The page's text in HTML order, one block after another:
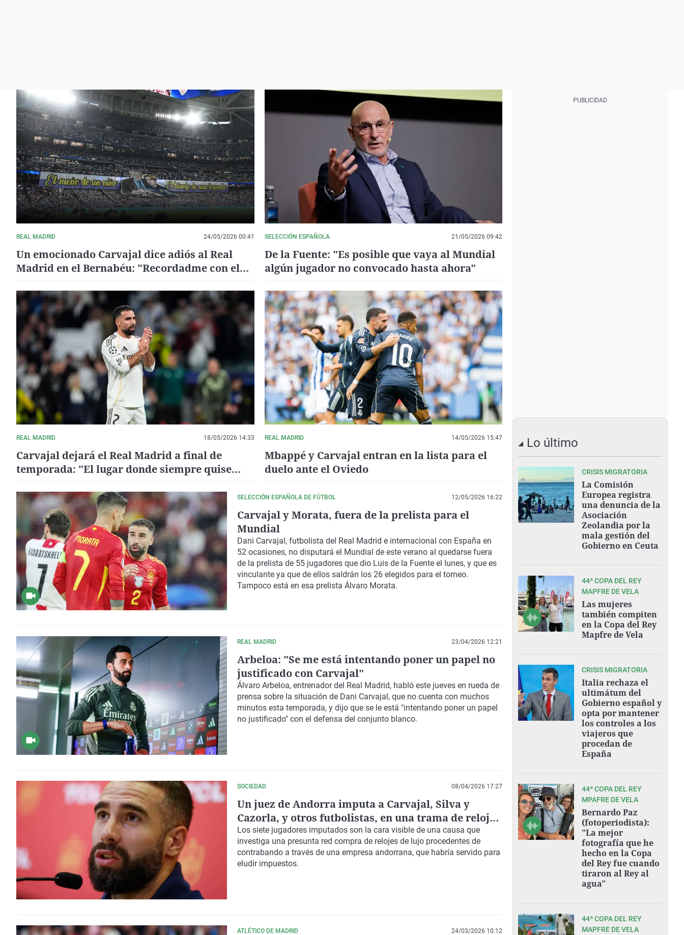
REAL MADRID 24/05/2026 00:41
Un emocionado Carvajal dice adiós al Real
Madrid en el Bernabéu: "Recordadme con el
camiseta"
SELECCIÓN ESPAÑOLA 21/05/2026 09:42
De la Fuente: "Es posible que vaya al Mundial
algún jugador no convocado hasta ahora"
REAL MADRID 18/05/2026 14:33
Carvajal dejará el Real Madrid a final de
temporada: "El lugar donde siempre quise
REAL MADRID 14/05/2026 15:47
Mbappé y Carvajal entran en la lista para el
duelo ante el Oviedo
SELECCIÓN ESPAÑOLA DE FÚTBOL 12/05/2026 16:22
Carvajal y Morata, fuera de la prelista para el
Mundial
Dani Carvajal, futbolista del Real Madrid e internacional con España en
52 ocasiones, no disputará el Mundial de este verano al quedarse fuera
de la prelista de 55 jugadores que dio Luis de la Fuente el lunes, y que es
vinculante ya que de ellos saldrán los 26 elegidos para el torneo.
Tampoco está en esa prelista Álvaro Morata.
REAL MADRID 23/04/2026 12:21
Arbeloa: "Se me está intentando poner un papel no
justificado con Carvajal"
Álvaro Arbeloa, entrenador del Real Madrid, habló este jueves en rueda de
prensa sobre la situación de Dani Carvajal, que no cuenta con muchos
minutos esta temporada, y dijo que se le está "intentando poner un papel
no justificado" con el defensa del conjunto blanco.
SOCIEDAD 08/04/2026 17:27
Un juez de Andorra imputa a Carvajal, Silva y
Cazorla, y otros futbolistas, en una trama de relojes
de lujo de contrabando
Los siete jugadores imputados son la cara visible de una causa que
investiga una presunta red compra de relojes de lujo procedentes de
contrabando a través de una empresa andorrana, que habría servido para
eludir impuestos.
ATLÉTICO DE MADRID 24/03/2026 10:12
Lo último
CRISIS MIGRATORIA
La Comisión
Europea registra
una denuncia de la
Asociación
Zeolandia por la
mala gestión del
Gobierno en Ceuta
44ª COPA DEL REY
MAPFRE DE VELA
Las mujeres
también compiten
en la Copa del Rey
Mapfre de Vela
CRISIS MIGRATORIA
Italia rechaza el
ultimátum del
Gobierno español y
opta por mantener
los controles a los
viajeros que
procedan de
España
44ª COPA DEL REY
MPAFRE DE VELA
Bernardo Paz
(fotoperiodista):
"La mejor
fotografía que he
hecho en la Copa
del Rey fue cuando
tiraron al Rey al
agua"
44ª COPA DEL REY
MAPFRE DE VELA